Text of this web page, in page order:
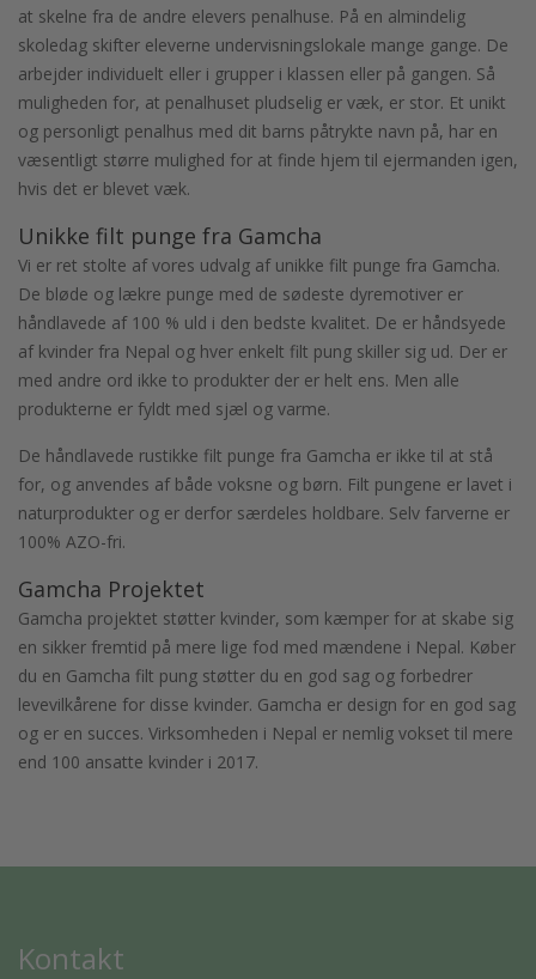
at skelne fra de andre elevers penalhuse. På en almindelig
skoledag skifter eleverne undervisningslokale mange gange. De
arbejder individuelt eller i grupper i klassen eller på gangen. Så
muligheden for, at penalhuset pludselig er væk, er stor. Et unikt
og personligt penalhus med dit barns påtrykte navn på, har en
væsentligt større mulighed for at finde hjem til ejermanden igen,
hvis det er blevet væk.
Unikke filt punge fra Gamcha
Vi er ret stolte af vores udvalg af unikke filt punge fra Gamcha.
De bløde og lækre punge med de sødeste dyremotiver er
håndlavede af 100 % uld i den bedste kvalitet. De er håndsyede
af kvinder fra Nepal og hver enkelt filt pung skiller sig ud. Der er
med andre ord ikke to produkter der er helt ens. Men alle
produkterne er fyldt med sjæl og varme.
De håndlavede rustikke filt punge fra Gamcha er ikke til at stå
for, og anvendes af både voksne og børn. Filt pungene er lavet i
naturprodukter og er derfor særdeles holdbare. Selv farverne er
100% AZO-fri.
Gamcha Projektet
Gamcha projektet støtter kvinder, som kæmper for at skabe sig
en sikker fremtid på mere lige fod med mændene i Nepal. Køber
du en Gamcha filt pung støtter du en god sag og forbedrer
levevilkårene for disse kvinder. Gamcha er design for en god sag
og er en succes. Virksomheden i Nepal er nemlig vokset til mere
end 100 ansatte kvinder i 2017.
Kontakt